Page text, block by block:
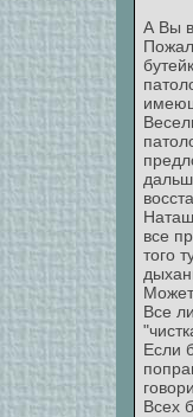
А Вы
все
того
Все
Если
Всех